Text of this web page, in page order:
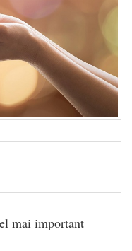
mai important